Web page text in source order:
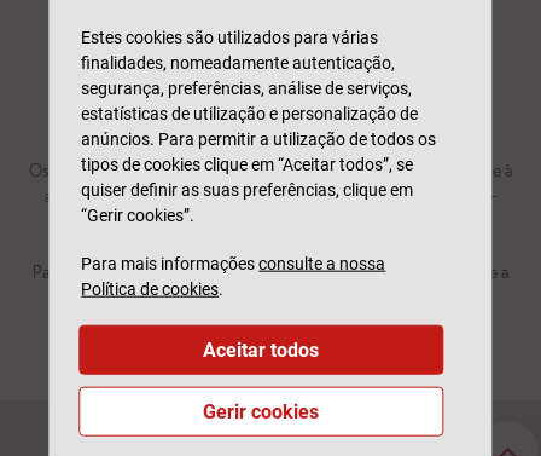
Estes cookies são utilizados para várias
finalidades, nomeadamente autenticação,
segurança, preferências, análise de serviços,
estatísticas de utilização e personalização de
anúncios. Para permitir a utilização de todos os
tipos de cookies clique em “Aceitar todos”, se
quiser definir as suas preferências, clique em
“Gerir cookies”.
Para mais informaçõesconsulte a nossa
Política de cookies.
Gerir cookies
Aceitar todos